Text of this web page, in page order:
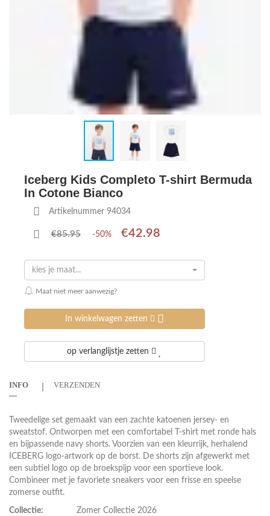
Iceberg Kids Completo T-shirt Bermuda
In Cotone Bianco
Artikelnummer 94034
€85.95 -50% €42.98
kies je maat...
Maat niet meer aanwezig?
In winkelwagen zetten
op verlanglijstje zetten
INFO VERZENDEN
Tweedelige set gemaakt van een zachte katoenen jersey- en
sweatstof. Ontworpen met een comfortabel T-shirt met ronde hals
en bijpassende navy shorts. Voorzien van een kleurrijk, herhalend
ICEBERG logo-artwork op de borst. De shorts zijn afgewerkt met
een subtiel logo op de broekspijp voor een sportieve look.
Combineer met je favoriete sneakers voor een frisse en speelse
zomerse outfit.
Collectie: Zomer Collectie 2026